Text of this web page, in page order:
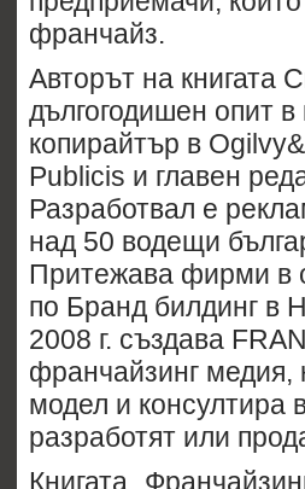
франчайз.
Авторът на книгата
дългогодишен опит
копирайтър в
Publicis и главен
Разработвал е
над 50 водещи
Притежава фирми в
по Бранд билдинг в
2008 г. създава
франчайзинг медия,
модел и консултира
разработят или
Книгата